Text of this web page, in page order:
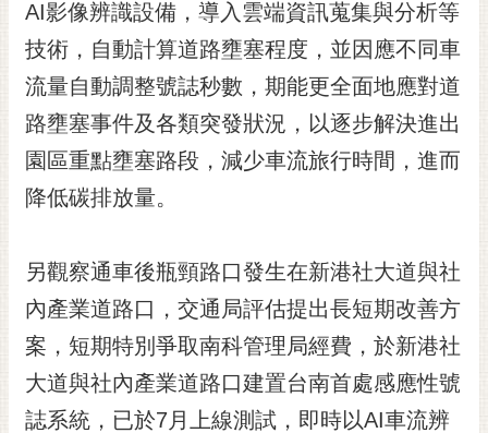
交
通
位
置
AI影像辨識設備，導入雲端資訊蒐集與分析等
技術，自動計算道路壅塞程度，並因應不同車
流量自動調整號誌秒數，期能更全面地應對道
路壅塞事件及各類突發狀況，以逐步解決進出
園區重點壅塞路段，減少車流旅行時間，進而
降低碳排放量。
另觀察通車後瓶頸路口發生在新港社大道與社
內產業道路口，交通局評估提出長短期改善方
案，短期特別爭取南科管理局經費，於新港社
大道與社內產業道路口建置台南首處感應性號
誌系統，已於7月上線測試，即時以AI車流辨